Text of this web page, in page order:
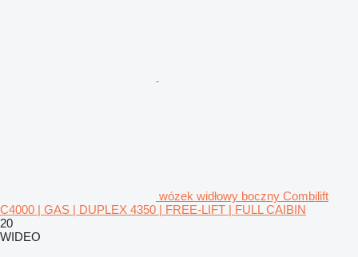
wózek widłowy boczny Combilift
C4000 | GAS | DUPLEX 4350 | FREE-LIFT | FULL CAIBIN
20
WIDEO